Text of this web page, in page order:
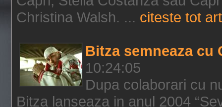
Christina Walsh. ... citeste tot
Bitza semneaza cu
10:24:05
Dupa colaborari cu
Bitza lanseaza in anul 2004